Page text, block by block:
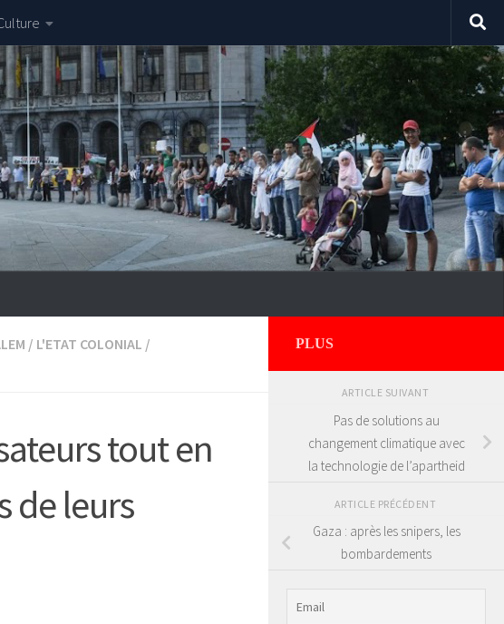
/ L'ETAT COLONIAL /
tout en
de leurs
PLUS
ARTICLE SUIVANT
Pas de solutions au
changement climatique avec
la technologie de l’apartheid
ARTICLE PRÉCÉDENT
Gaza : après les snipers, les
bombardements